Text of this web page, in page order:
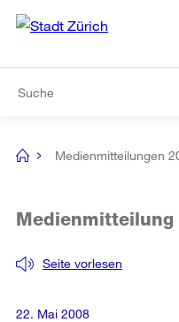
Navigation
[no
Medienmitteilungen
Seite vorlesen
Medienmitteilung
22. Mai 2008